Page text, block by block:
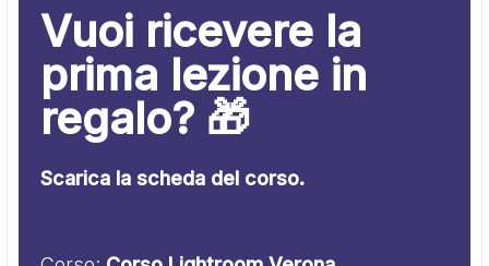
Vuoi ricevere la
prima lezione in
regalo? 🎁
Scarica la scheda del corso.